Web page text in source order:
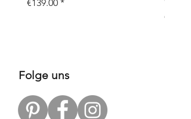
€139.00
Price
€109.00
Folge uns